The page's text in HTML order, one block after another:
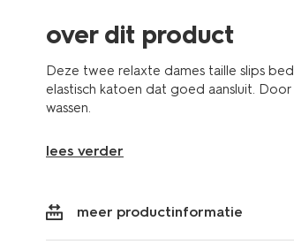
over dit product
Deze twee relaxte dames taille slips
elastisch katoen dat goed aansluit.
wassen.
lees verder
meer productinformatie